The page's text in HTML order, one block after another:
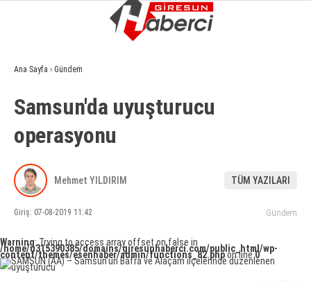
GÜNDEM
EKONOMI
SIYASET
ASAYIŞ
YAŞAM
Ana Sayfa › Gündem
Samsun'da uyuşturucu
operasyonu
Mehmet YILDIRIM TÜM YAZILARI
Giriş: 07-08-2019 11:42 Gündem
Warning: Trying to access array offset on false in
/home/u315390385/domains/giresunhaberci.com/public_html/wp-
content/themes/esenhaber/admin/functions_82.phpon line0